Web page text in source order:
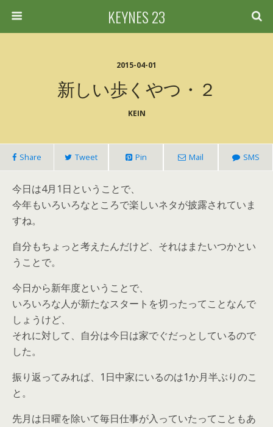
KEYNES 23
2015-04-01
新しい歩くやつ・２
KEIN
Share Tweet Pin Mail SMS
今日は4月1日ということで、
今年もいろいろなところで楽しいネタが披露されていま
すね。
自分もちょっと考えたんだけど、それはまたいつかとい
うことで。
今日から新年度ということで、
いろいろな人が新たなスタートを切ったってことなんで
しょうけど、
それに対して、自分は今日は家でぐだっとしているので
した。
振り返ってみれば、1日中家にいるのは1か月半ぶりのこ
と。
先月は日曜を除いて毎日仕事が入っていたってこともあ